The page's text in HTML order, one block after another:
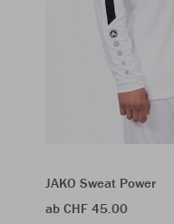
JAKO Sweat Power
ab CHF 45.00